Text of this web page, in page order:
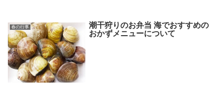
春の行事
潮干狩りのお弁当 海でおすすめの
おかずメニューについて